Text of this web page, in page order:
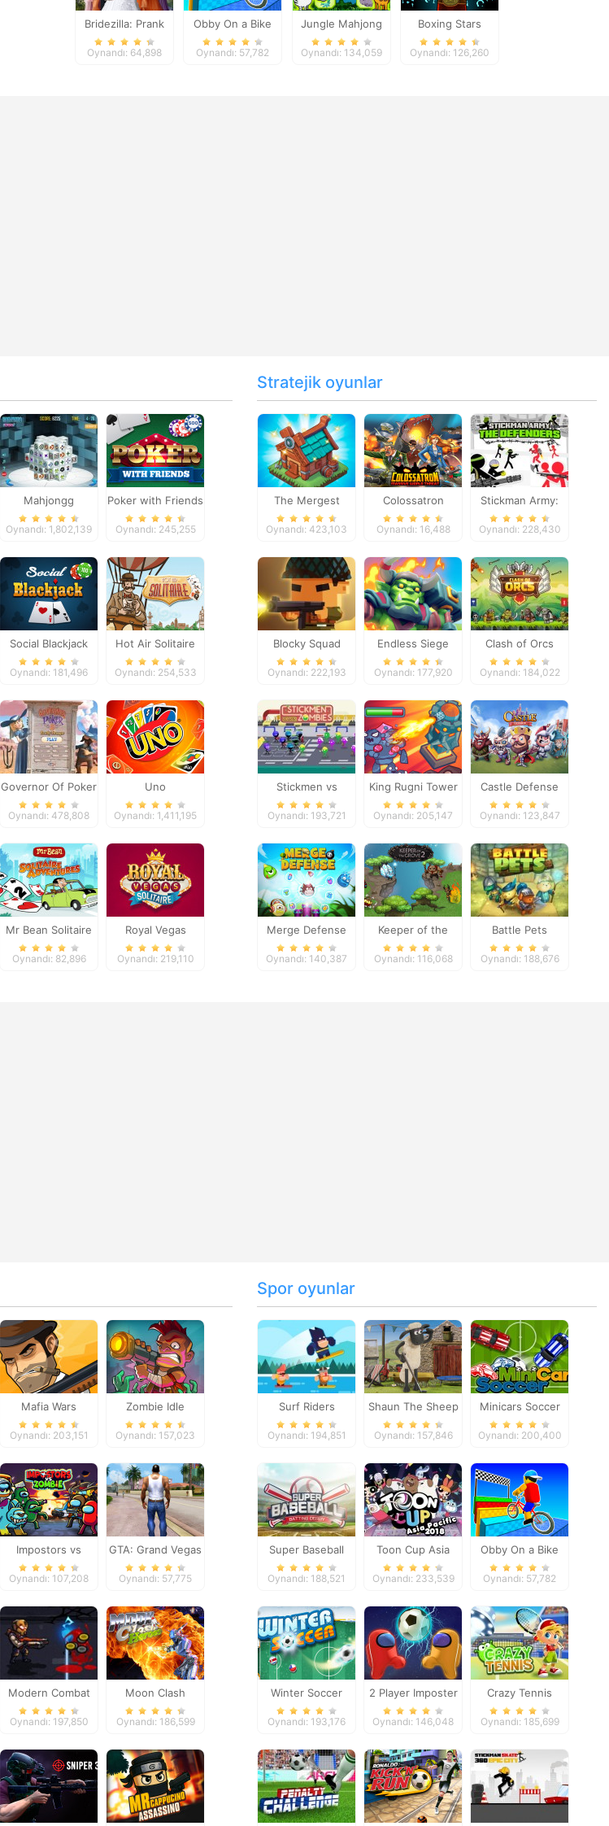
Bridezilla: Prank
The Bride
Oynandı: 64,898
Obby On a Bike
Oynandı: 57,782
Jungle Mahjong
Deluxe
Oynandı: 134,059
Boxing Stars
Oynandı: 126,260
Mahjongg
Dimensions
Oynandı: 1,802,139
Poker with Friends
Oynandı: 245,255
Social Blackjack
Oynandı: 181,496
Hot Air Solitaire
Oynandı: 254,533
Governor Of Poker
2
Oynandı: 478,808
Uno
Oynandı: 1,411,195
Mr Bean Solitaire
Adventures
Oynandı: 82,896
Royal Vegas
Solitaire
Oynandı: 219,110
Stratejik oyunlar
The Mergest
Kingdom
Oynandı: 423,103
Colossatron
Oynandı: 16,488
Stickman Army:
The Defenders
Oynandı: 228,430
Blocky Squad
Oynandı: 222,193
Endless Siege
Oynandı: 177,920
Clash of Orcs
Oynandı: 184,022
Stickmen vs
Zombies
Oynandı: 193,721
King Rugni Tower
Defense
Oynandı: 205,147
Castle Defense
Oynandı: 123,847
Merge Defense
Oynandı: 140,387
Keeper of the
Grove 2
Oynandı: 116,068
Battle Pets
Oynandı: 188,676
Mafia Wars
Oynandı: 203,151
Zombie Idle
Defense Online
Oynandı: 157,023
Impostors vs
Zombies: Survival
Oynandı: 107,208
GTA: Grand Vegas
Crime
Oynandı: 57,775
Modern Combat
Defense
Oynandı: 197,850
Moon Clash
Heroes
Oynandı: 186,599
Spor oyunlar
Surf Riders
Oynandı: 194,851
Shaun The Sheep
Baahmy Golf
Oynandı: 157,846
Minicars Soccer
Oynandı: 200,400
Super Baseball
Oynandı: 188,521
Toon Cup Asia
Pacific 2018
Oynandı: 233,539
Obby On a Bike
Oynandı: 57,782
Winter Soccer
Oynandı: 193,176
2 Player Imposter
Soccer
Oynandı: 146,048
Crazy Tennis
Oynandı: 185,699